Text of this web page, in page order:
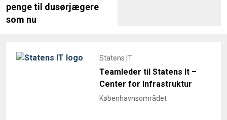
penge til dusørjægere
som nu
Statens IT
Teamleder til Statens It –
Center for Infrastruktur
Københavnsområdet